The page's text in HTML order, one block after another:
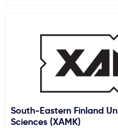
South-Eastern Finland
Sciences (XAMK)